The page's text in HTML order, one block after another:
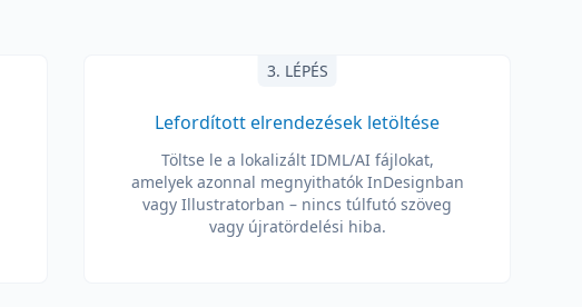
3. LÉPÉS
Lefordított elrendezések letöltése
Töltse le a lokalizált IDML/AI fájlokat,
amelyek azonnal megnyithatók InDesignban
vagy Illustratorban – nincs túlfutó szöveg
vagy újratördelési hiba.